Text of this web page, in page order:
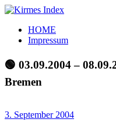
Zum
springen
Kirmes
Index
Tourpläne
der
letzten
Jahre
HOME
Impressum
🟢 03.09.2004 –
Bremen
3. September 2004